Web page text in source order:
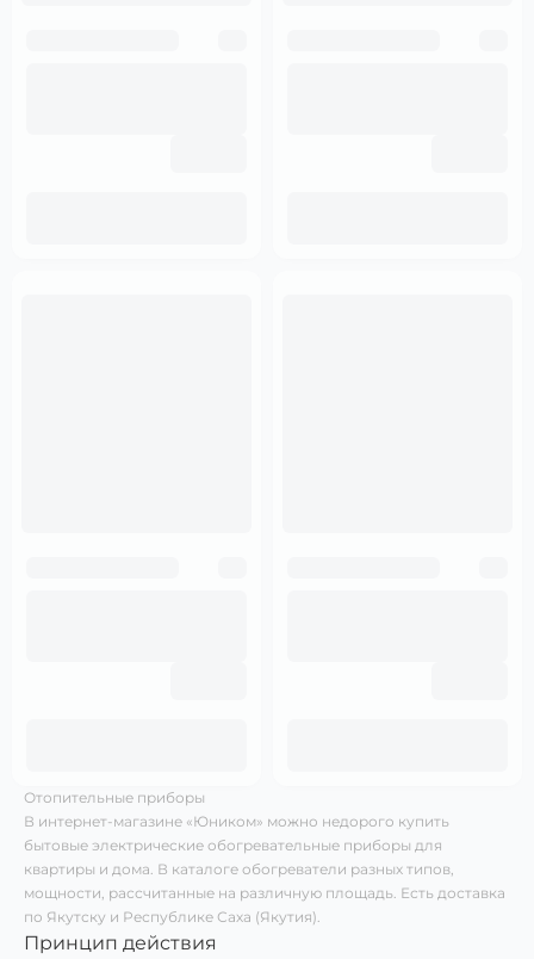
Отопительные приборы
В интернет-магазине «Юником» можно недорого купить
бытовые электрические обогревательные приборы для
квартиры и дома. В каталоге обогреватели разных типов,
мощности, рассчитанные на различную площадь. Есть доставка
по Якутску и Республике Саха (Якутия).
Принцип действия